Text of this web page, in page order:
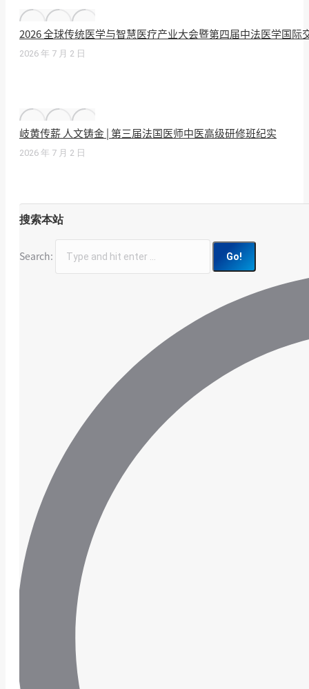
2026 全球传统医学与智慧医疗产业大会暨第四届中法医学国际
2026 年 7 月 2 日
岐黄传薪 人文铸金 | 第三届法国医师中医高级研修班纪实
2026 年 7 月 2 日
搜索本站
Search: